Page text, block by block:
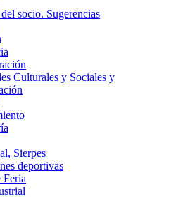
socio. Sugerencias
Culturales y Sociales y
Sierpes
deportivas
Feria